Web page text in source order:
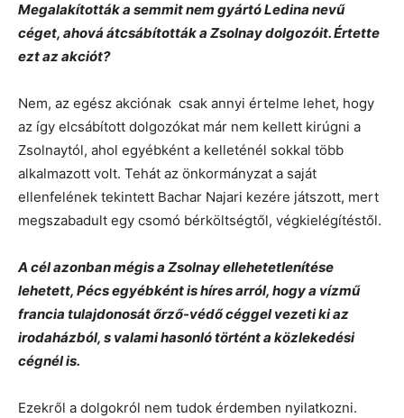
Megalakították a semmit nem gyártó Ledina nevű
céget, ahová átcsábították a Zsolnay dolgozóit. Értette
ezt az akciót?
Nem, az egész akciónak csak annyi értelme lehet, hogy
az így elcsábított dolgozókat már nem kellett kirúgni a
Zsolnaytól, ahol egyébként a kelleténél sokkal több
alkalmazott volt. Tehát az önkormányzat a saját
ellenfelének tekintett Bachar Najari kezére játszott, mert
megszabadult egy csomó bérköltségtől, végkielégítéstől.
A cél azonban mégis a Zsolnay ellehetetlenítése
lehetett, Pécs egyébként is híres arról, hogy a vízmű
francia tulajdonosát őrző-védő céggel vezeti ki az
irodaházból, s valami hasonló történt a közlekedési
cégnél is.
Ezekről a dolgokról nem tudok érdemben nyilatkozni.